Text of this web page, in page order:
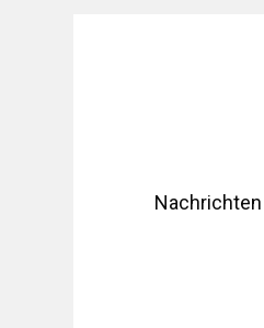
Nachrichten